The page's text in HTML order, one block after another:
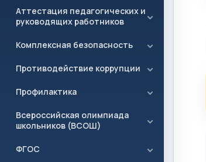
Аттестация педагогических и
руководящих работников
Комплексная безопасность
Противодействие коррупции
Профилактика
Всероссийская олимпиада
школьников (ВСОШ)
ФГОС